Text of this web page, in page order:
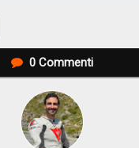
0Commenti